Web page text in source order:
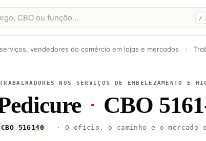
/
vendedores do comércio em lojas e mercados ›
TRABALHADORES NOS SERVIÇOS DE EMBELEZAMENTO E
· CBO
CBO 516140 · O ofício, o caminho e o mercado